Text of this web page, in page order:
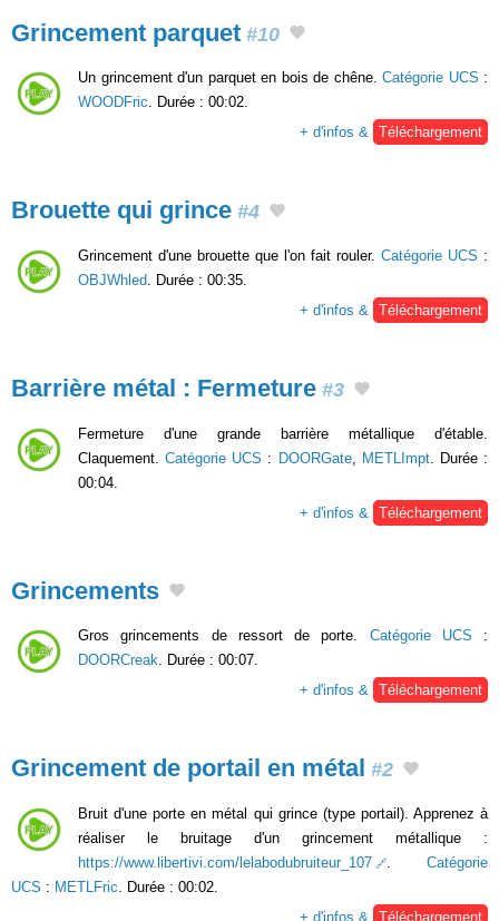
Grincement parquet #10
Un grincement d'un parquet en bois de chêne. Catégorie UCS :
WOODFric. Durée : 00:02.
+ d'infos & Téléchargement
Brouette qui grince #4
Grincement d'une brouette que l'on fait rouler. Catégorie UCS :
OBJWhled . Durée : 00:35.
+ d'infos &
Téléchargement
Barrière métal : Fermeture #3
Fermeture d'une grande barrière métallique d'étable.
Claquement.Catégorie UCS : DOORGate, METLImpt. Durée :
00:04.
+ d'infos &
Téléchargement
Grincements
Gros grincements de ressort de porte. Catégorie UCS :
DOORCreak. Durée : 00:07.
+ d'infos & Téléchargement
Grincement de portail en métal #2
Bruit d'une porte en métal qui grince (type portail). Apprenez à
réaliser le bruitage d'un grincement métallique :
https://www.libertivi.com/lelabodubruiteur_107
. Catégorie
UCS : METLFric . Durée : 00:02.
+ d'infos &
Téléchargement